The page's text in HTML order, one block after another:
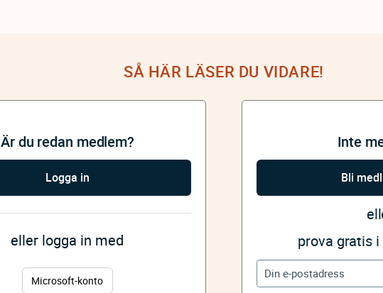
SÅ HÄR LÄSER DU VIDARE!
Är du redan medlem?
Logga in
eller logga in med
Microsoft-konto
Inte
Bli
prova gratis